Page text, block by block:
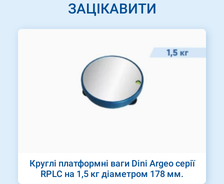
ЗАЦІКАВИТИ
Круглі платформні ваги Dini Argeo серії
RPLC на 1,5 кг діаметром 178 мм.